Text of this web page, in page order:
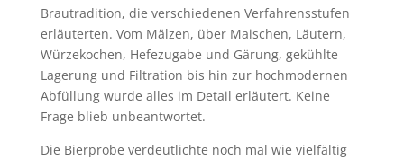
Brautradition, die verschiedenen Verfahrensstufen
erläuterten. Vom Mälzen, über Maischen, Läutern,
Würzekochen, Hefezugabe und Gärung, gekühlte
Lagerung und Filtration bis hin zur hochmodernen
Abfüllung wurde alles im Detail erläutert. Keine
Frage blieb unbeantwortet.
Die Bierprobe verdeutlichte noch mal wie vielfältig